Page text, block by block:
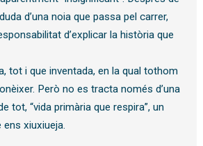
d’una noia que passa pel carrer,
d’explicar la història que
tot i que inventada, en la qual tothom
Però no es tracta només d’una
tot, “vida primària que respira”, un
ens xiuxiueja.